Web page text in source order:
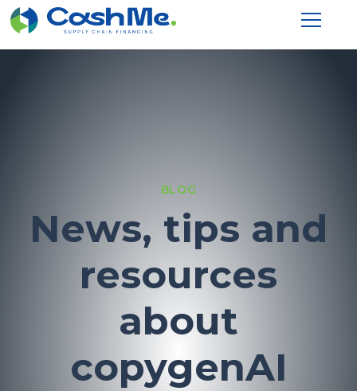
BLOG
News, tips and
resources
about
copygenAI